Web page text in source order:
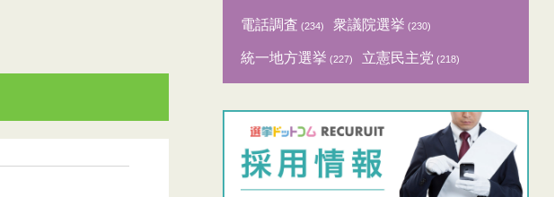
電話調査 (234) 衆議院選挙 (230)
統一地方選挙 (227) 立憲民主党 (218)